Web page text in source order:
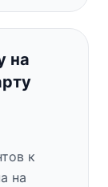
на
к
на